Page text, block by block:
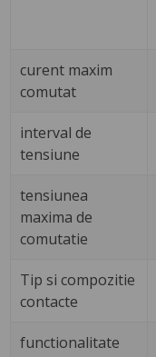
curent maxim
comutat
interval de
tensiune
tensiunea
maxima de
comutatie
Tip si compozitie
contacte
functionalitate